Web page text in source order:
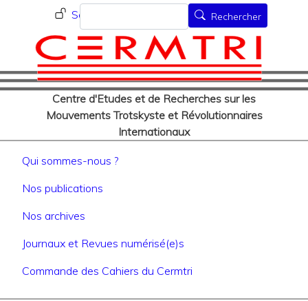
au
contenu
principal
Menu du compte de
Se connecter
Centre d'Etudes et de Recherches sur les
Mouvements Trotskyste et Révolutionnaires
Internationaux
Rechercher Rechercher
Navigation principale
Qui sommes-nous ?
Nos publications
Nos archives
Journaux et Revues numérisé(e)s
Commande des Cahiers du Cermtri